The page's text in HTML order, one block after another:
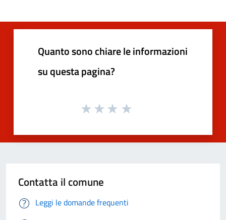
Quanto sono chiare le informazioni
su questa pagina?
Contatta il comune
Leggi le domande frequenti